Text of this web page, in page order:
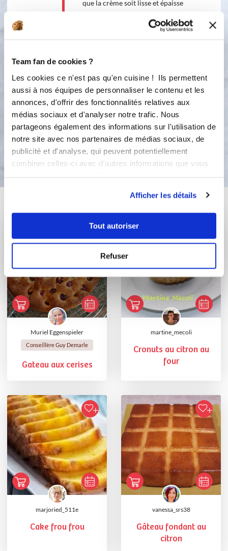
Team fan de cookies ?
Les cookies ce n'est pas qu'en cuisine ! Ils permettent
aussi à nos équipes de personnaliser le contenu et les
annonces, d'offrir des fonctionnalités relatives aux
médias sociaux et d'analyser notre trafic. Nous
partageons également des informations sur l'utilisation de
notre site avec nos partenaires de médias sociaux, de
publicité et d'analyse, qui peuvent potentiellement
combiner celles-ci avec d'autres informations que vous
Afficher les détails
Tout autoriser
Refuser
que la crème soit lisse et épaisse
refroidir à l'envers Se conserve 1 mois
biscuits sablés pour le goûter, sur un
même tout seul… Bonne dégustation !
30s 3
Bon appétit !
Muriel Eggenspieler
Conseillère Guy Demarle
Gateau aux cerises
martine_mecoli
Cronuts au citron au
four
marjoried_511e
Cake frou frou
vanessa_srs38
Gâteau fondant au
citron